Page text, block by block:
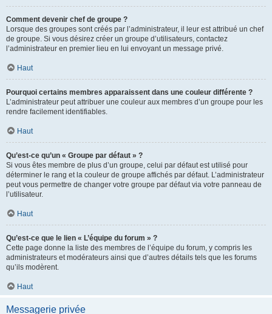
Comment devenir chef de groupe ?
Lorsque des groupes sont créés par l’administrateur, il leur est attribué un chef
de groupe. Si vous désirez créer un groupe d’utilisateurs, contactez
l’administrateur en premier lieu en lui envoyant un message privé.
Haut
Pourquoi certains membres apparaissent dans une couleur différente ?
L’administrateur peut attribuer une couleur aux membres d’un groupe pour les
rendre facilement identifiables.
Haut
Qu’est-ce qu’un « Groupe par défaut » ?
Si vous êtes membre de plus d’un groupe, celui par défaut est utilisé pour
déterminer le rang et la couleur de groupe affichés par défaut. L’administrateur
peut vous permettre de changer votre groupe par défaut via votre panneau de
l’utilisateur.
Haut
Qu’est-ce que le lien « L’équipe du forum » ?
Cette page donne la liste des membres de l’équipe du forum, y compris les
administrateurs et modérateurs ainsi que d’autres détails tels que les forums
qu’ils modèrent.
Haut
Messagerie privée